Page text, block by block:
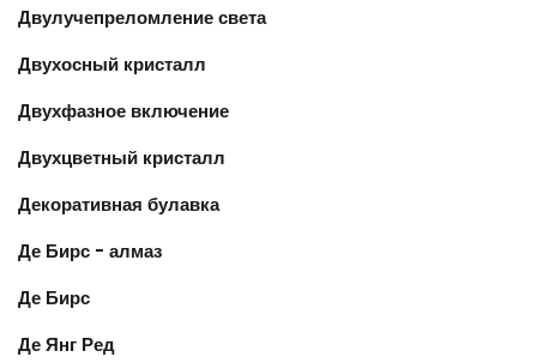
Двулучепреломление света
Двухосный кристалл
Двухфазное включение
Двухцветный кристалл
Декоративная булавка
Де Бирс - алмаз
Де Бирс
Де Янг Ред